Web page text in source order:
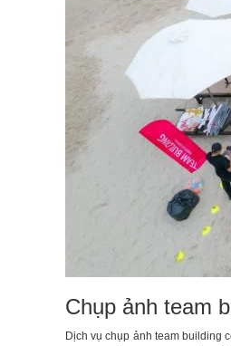
Chụp ảnh team
Dịch vụ chụp ảnh team building